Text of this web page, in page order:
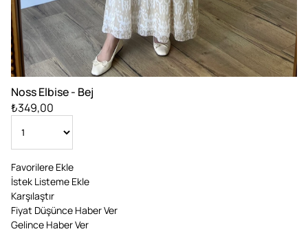
Noss Elbise - Bej
₺349,00
Favorilere Ekle
İstek Listeme Ekle
Karşılaştır
Fiyat Düşünce Haber Ver
Gelince Haber Ver